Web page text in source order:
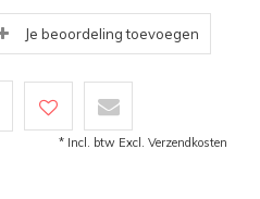
Je beoordeling toevoegen
* Incl. btw Excl. Verzendkosten